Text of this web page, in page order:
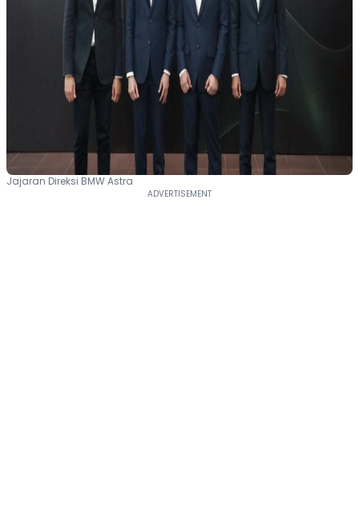
Jajaran Direksi BMW Astra